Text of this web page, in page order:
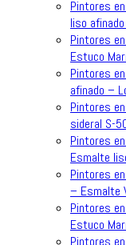
Pintores
liso
Pintores
Estuco
Pintores
afinado –
Pintores
sideral S-
Pintores
Esmalte
Pintores
– Esmalte
Pintores
Estuco
Pintores